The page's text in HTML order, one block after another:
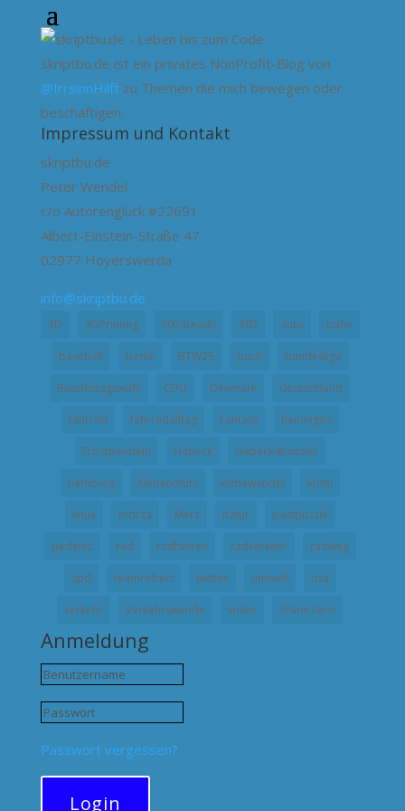
skriptbu.de ist ein privates NonProfit-Blog von
@IrrsinnHilftzu Themen die mich bewegen oder
beschäftigen.
Impressum und Kontakt
skriptbu.de
Peter Wendel
c/o Autorenglück #22691
Albert-Einstein-Straße 47
02977 Hoyerswerda
info@skriptbu.de
3D 3DPrinting 2024reads AfD auto bahn
baseball berlin BTW25 buch bundesliga
Bundestagswahl CDU Denmark deutschland
fahrrad fahrradalltag Fantasy flamingos
Frostpendeln Habeck Habeck4Kanzler
hamburg Klimaschutz klimawandel krimi
linux mdrza Merz natur pastpuzzle
pedelec rad radfahren radverkehr radweg
spd teamrobert twitter umwelt usa
verkehr Verkehrswende video VisionZero
Anmeldung
Passwort vergessen?
Login